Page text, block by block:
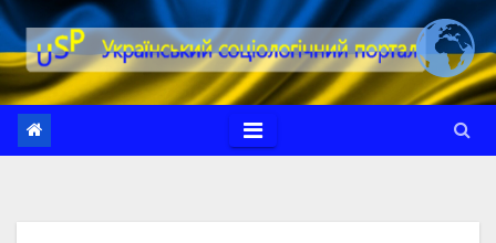
Перейти
до
вмісту